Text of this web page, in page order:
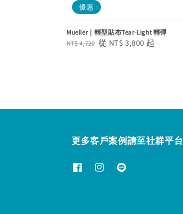
優惠
Mueller｜輕型貼布Tear-Light 輕彈
Regular
NT$ 4,720 Sale
從 NT$ 3,800 起
更多客戶案例請至社群平台